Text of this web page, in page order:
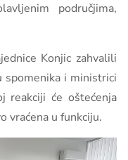
područjima,
Konjic zahvalili
spomenika i ministrici
reakciji će oštećenja
vraćena u funkciju.